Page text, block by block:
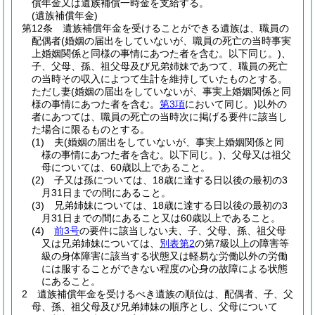
償年金又は遺族補償一時金を支給する。
(遺族補償年金)
第12条
遺族補償年金を受けることができる遺族は、職員の
配偶者(婚姻の届出をしていないが、職員の死亡の当時事実
上婚姻関係と同様の事情にあつた者を含む。以下同じ。)
子、父母、孫、祖父母及び兄弟姉妹であつて、職員の死亡
の当時その収入によつて生計を維持していたものとする。
ただし妻(婚姻の届出をしていないが、事実上婚姻関係と同
様の事情にあつた者を含む。 第3項において同じ。)以外の
者にあつては、職員の死亡の当時次に掲げる要件に該当し
た場合に限るものとする。
(1)
夫(婚姻の届出をしていないが、事実上婚姻関係と同
様の事情にあつた者を含む。以下同じ。) 、父母又は祖父
母については、60歳以上であること。
(2)
子又は孫については、18歳に達する日以後の最初の3
月31日までの間にあること。
(3)
兄弟姉妹については、18歳に達する日以後の最初の3
月31日までの間にあること又は60歳以上であること。
(4)
前3号の要件に該当しない夫、子、父母、孫、祖父母
又は兄弟姉妹については、 別表第2の第7級以上の障害等
級の身体障害に該当する状態又は軽易な労働以外の労働
には服することができない程度の心身の故障による状態
にあること。
2
遺族補償年金を受けるべき遺族の順位は、配偶者、子、父
母、孫、祖父母及び兄弟姉妹の順序とし、父母について